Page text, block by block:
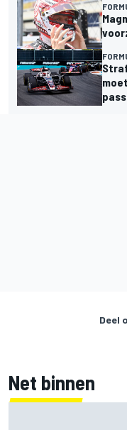
Deel
Net binnen